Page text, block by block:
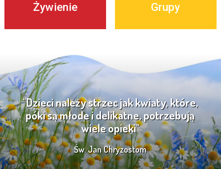
Żywienie Grupy
"Dzieci należy strzec jak kwiaty, które,
póki są młode i delikatne, potrzebują
wiele opieki"
Św. Jan Chryzostom